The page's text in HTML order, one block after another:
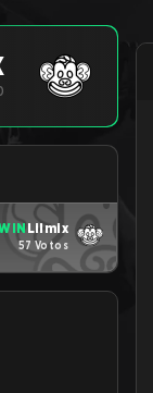
Lilmix
57 Votos